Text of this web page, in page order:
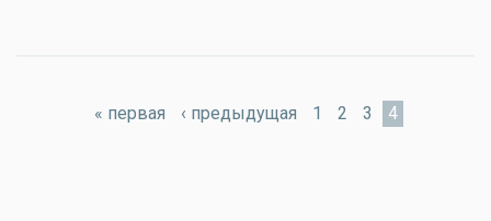
« первая ‹ предыдущая 1 2 3 4